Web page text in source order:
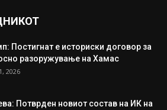
Постигнат е историски договор за
разоружување на Хамас
2026
Потврден новиот состав на ИК на